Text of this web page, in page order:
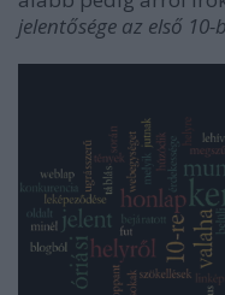
jelentősége az első 10-